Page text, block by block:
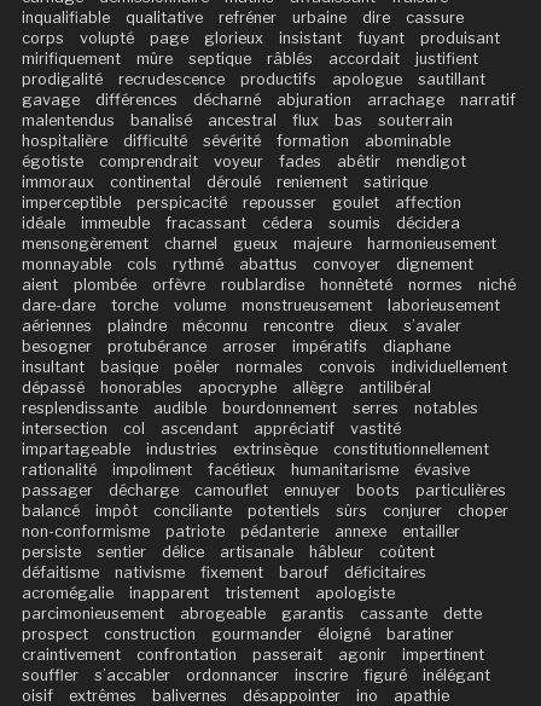
inqualifiable
qualitative refréner urbaine dire
cassure
corps
volupté page glorieux insistant fuyant
produisant
mirifiquement
mûre septique râblés accordait
justifient
prodigalité
recrudescence productifs apologue
sautillant
gavage
différences décharné abjuration arrachage
narratif
malentendus
banalisé ancestral flux bas
souterrain
hospitalière
difficulté sévérité formation
abominable
égotiste
comprendrait voyeur fades abêtir
mendigot
immoraux
continental déroulé reniement
satirique
imperceptible
perspicacité repousser goulet
affection
idéale
immeuble fracassant cédera soumis
décidera
mensongèrement
charnel gueux majeure
harmonieusement
monnayable
cols rythmé abattus convoyer
dignement
aient
plombée orfèvre roublardise honnêteté normes
niché
dare-dare
torche volume monstrueusement
laborieusement
aériennes
plaindre méconnu rencontre dieux
s’avaler
besogner
protubérance arroser impératifs
diaphane
insultant
basique poêler normales convois
individuellement
dépassé
honorables apocryphe allègre
antilibéral
resplendissante
audible bourdonnement serres
notables
intersection
col ascendant appréciatif
vastité
impartageable
industries extrinsèque
constitutionnellement
rationalité
impoliment facétieux humanitarisme
évasive
passager
décharge camouflet ennuyer boots
particulières
balancé
impôt conciliante potentiels sûrs conjurer
choper
non-conformisme
patriote pédanterie annexe
entailler
persiste
sentier délice artisanale hâbleur
coûtent
défaitisme
nativisme fixement barouf
déficitaires
acromégalie
inapparent tristement
apologiste
parcimonieusement
abrogeable garantis cassante
dette
prospect
construction gourmander éloigné
baratiner
craintivement
confrontation passerait agonir
impertinent
souffler
s’accabler ordonnancer inscrire figuré
inélégant
oisif
extrêmes balivernes désappointer ino
apathie